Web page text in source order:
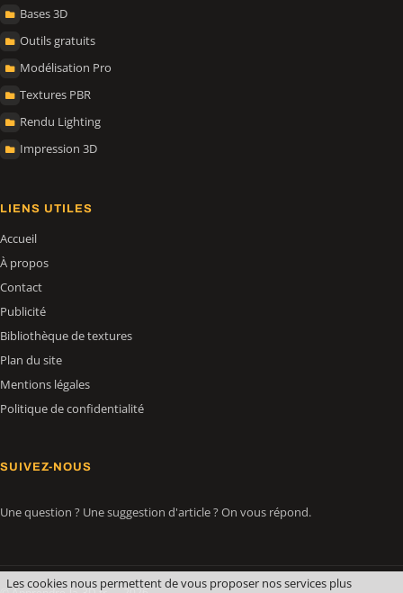
Bases 3D
Outils gratuits
Modélisation Pro
Textures PBR
Rendu Lighting
Impression 3D
LIENS UTILES
Accueil
À propos
Contact
Publicité
Bibliothèque de textures
Plan du site
Mentions légales
Politique de confidentialité
SUIVEZ-NOUS
Une question ? Une suggestion d'article ? On vous répond.
Les cookies nous permettent de vous proposer nos services plus